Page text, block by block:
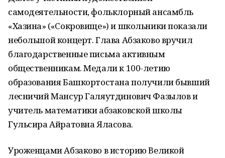
самодеятельности, фольклорный ансамбль
«Хазина» («Сокровище») и школьники показали
небольшой концерт. Глава Абзаково вручил
благодарственные письма активным
общественникам. Медали к 100-летию
образования Башкортостана получили бывший
лесничий Мансур Галяутдинович Фазылов и
учитель математики абзаковской школы
Гульсира Айратовна Яласова.
Уроженцами Абзаково в историю Великой